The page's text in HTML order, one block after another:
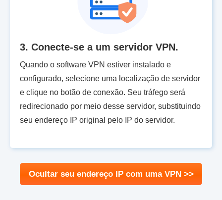
3. Conecte-se a um servidor VPN.
Quando o software VPN estiver instalado e
configurado, selecione uma localização de servidor
e clique no botão de conexão. Seu tráfego será
redirecionado por meio desse servidor, substituindo
seu endereço IP original pelo IP do servidor.
Ocultar seu endereço IP com uma VPN >>